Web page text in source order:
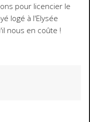
pour licencier le
logé à l'Elysée
nous en coûte !